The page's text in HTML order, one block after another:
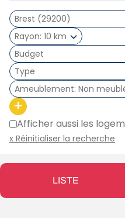
Rayon 10 km
Type
Ameublement Non
+
Afficher aussi les
x Réinitialiser la recherche
LISTE